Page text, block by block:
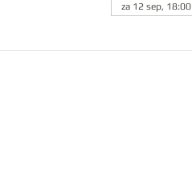
za 12 sep, 18:00